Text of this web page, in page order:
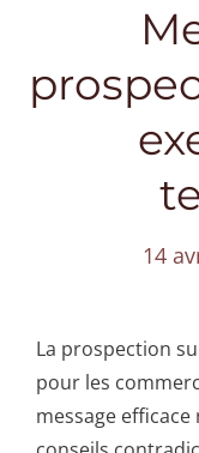
14
La prospection
pour les
message